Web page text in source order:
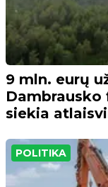
9 mln. eurų
siekia
POLITIKA